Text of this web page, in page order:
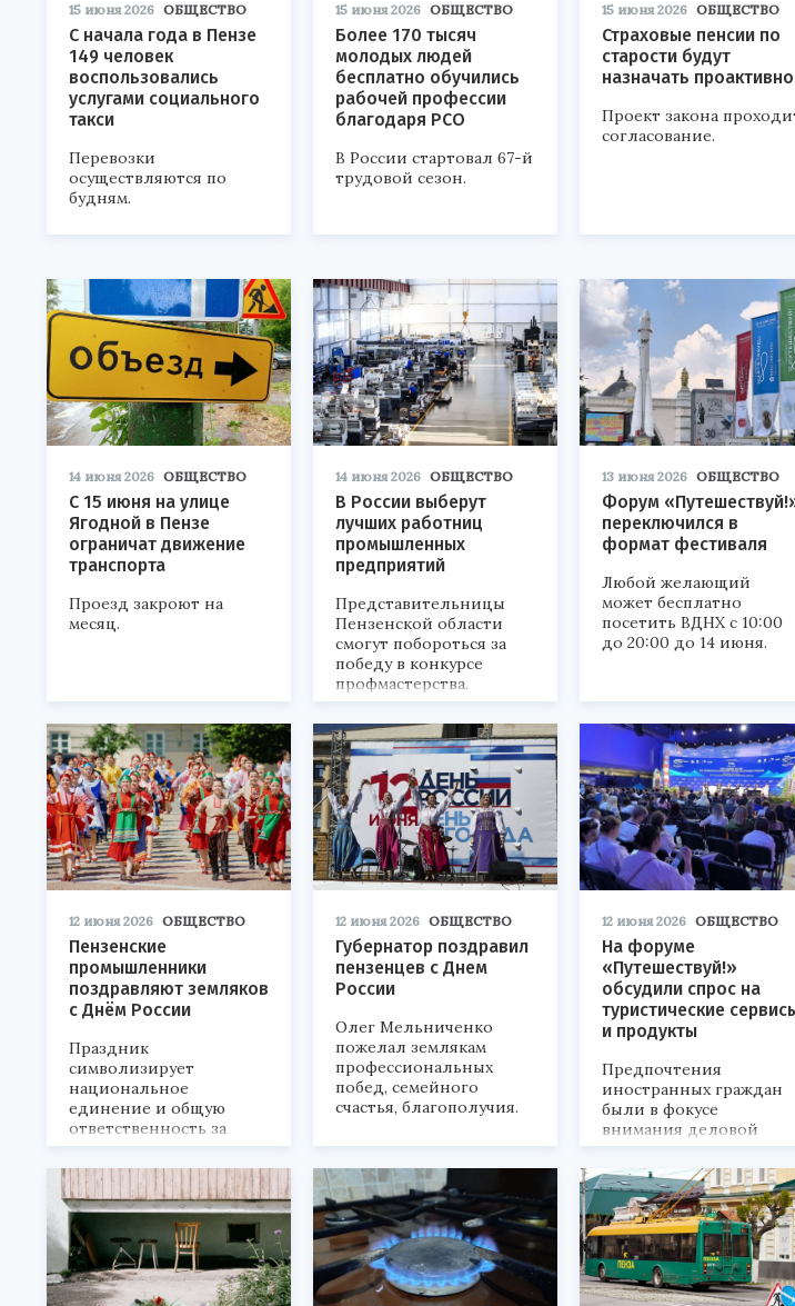
15 июня 2026 ОБЩЕСТВО
С начала года в Пензе
149 человек
воспользовались
услугами социального
такси
Перевозки
осуществляются по
будням.
15 июня 2026 ОБЩЕСТВО
Более 170 тысяч
молодых людей
бесплатно обучились
рабочей профессии
благодаря РСО
В России стартовал 67-й
трудовой сезон.
15 июня 2026 ОБЩЕСТВО
Страховые пенсии по
старости будут
назначать проактивно
Проект закона
согласование.
14 июня 2026 ОБЩЕСТВО
С 15 июня на улице
Ягодной в Пензе
ограничат движение
транспорта
Проезд закроют на
месяц.
14 июня 2026 ОБЩЕСТВО
В России выберут
лучших работниц
промышленных
предприятий
Представительницы
Пензенской области
смогут побороться за
победу в конкурсе
профмастерства.
13 июня 2026 ОБЩЕСТВО
Форум
переключился в
формат фестиваля
Любой желающий
может бесплатно
посетить ВДНХ с 10:00
до 20:00 до 14 июня.
12 июня 2026 ОБЩЕСТВО
Пензенские
промышленники
поздравляют земляков
с Днём России
Праздник
символизирует
национальное
единение и общую
ответственность за
страну.
12 июня 2026 ОБЩЕСТВО
Губернатор поздравил
пензенцев с Днем
России
Олег Мельниченко
пожелал землякам
профессиональных
побед, семейного
счастья, благополучия.
12 июня 2026 ОБЩЕСТВО
На форуме
«Путешествуй!»
обсудили спрос на
туристические
и продукты
Предпочтения
иностранных граждан
были в фокусе
внимания деловой
программы на ВДНХ в
Москве.